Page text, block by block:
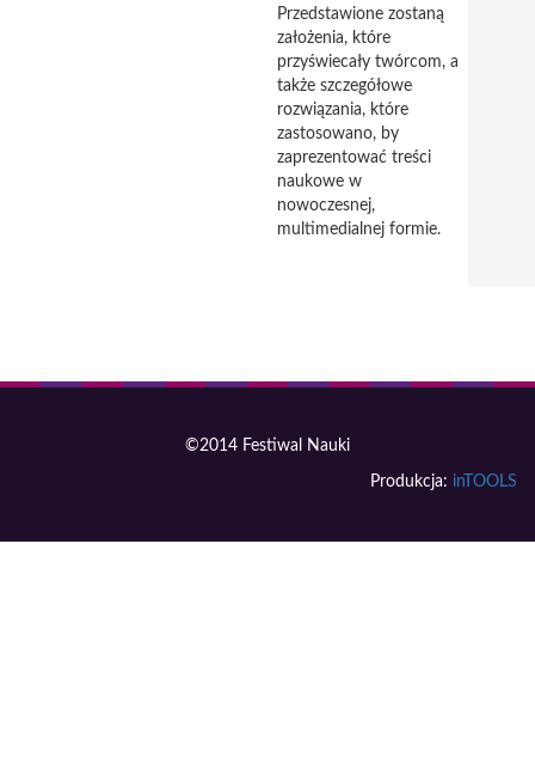
Przedstawione zostaną
założenia, które
przyświecały twórcom, a
także szczegółowe
rozwiązania, które
zastosowano, by
zaprezentować treści
naukowe w
nowoczesnej,
multimedialnej formie.
©2014 Festiwal Nauki
Produkcja: inTOOLS